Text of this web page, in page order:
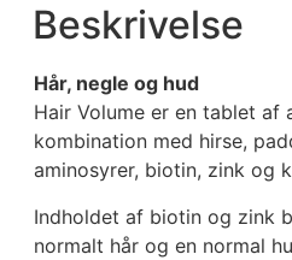
Beskrivelse
Hår, negle og hud
Hair Volume er en tablet
kombination med hirse,
aminosyrer, biotin, zink og
Indholdet af biotin og zink
normalt hår og en normal